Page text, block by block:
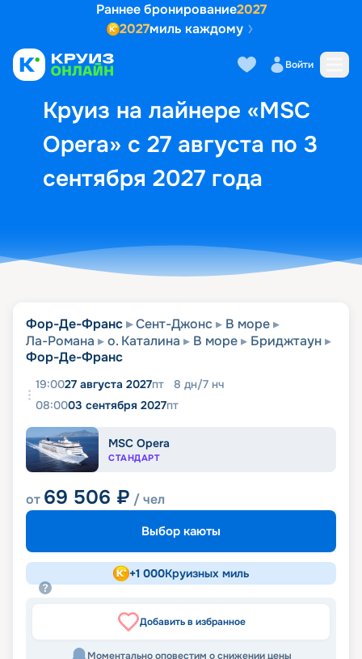
Раннее бронирование2027
2027миль каждому
Войти
Круиз на лайнере «MSC
Opera» с 27 августа по 3
сентября 2027 года
Выбор кают Маршрут и
Фор-Де-Франс Сент-Джонс
В море
Ла-Романа
о. Каталина В море
Бриджтаун
Фор-Де-Франс
19:0027 августа 2027пт 8 дн/7 нч
08:0003 сентября 2027пт
MSC Opera
СТАНДАРТ
от 69 506 ₽ / чел
Выбор каюты
+1 000Круизных миль
Добавить в избранное
Моментально оповестим о снижении цены